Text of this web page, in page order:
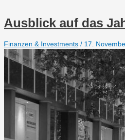
Ausblick auf das
Finanzen & Investments / 17.